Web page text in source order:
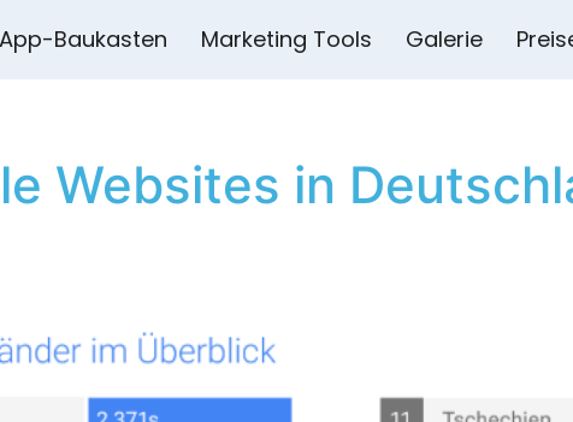
App-Baukasten Marketing Tools Galerie
Websites in